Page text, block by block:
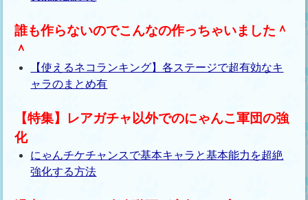
誰も作らないのでこんなの作っちゃいました＾
＾
【使えるネコランキング】各ステージで超有効なキ
ャラのまとめ有
【特集】レアガチャ以外でのにゃんこ軍団の強
化
にゃんチケチャンスで基本キャラと基本能力を超絶
強化する方法